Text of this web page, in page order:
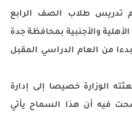
تدريس طلاب الصف الرابع
والأجنبية بمحافظة جدة
من العام الدراسي المقبل
الوزارة خصيصا إلى إدارة
فيه أن هذا السماح يأتي